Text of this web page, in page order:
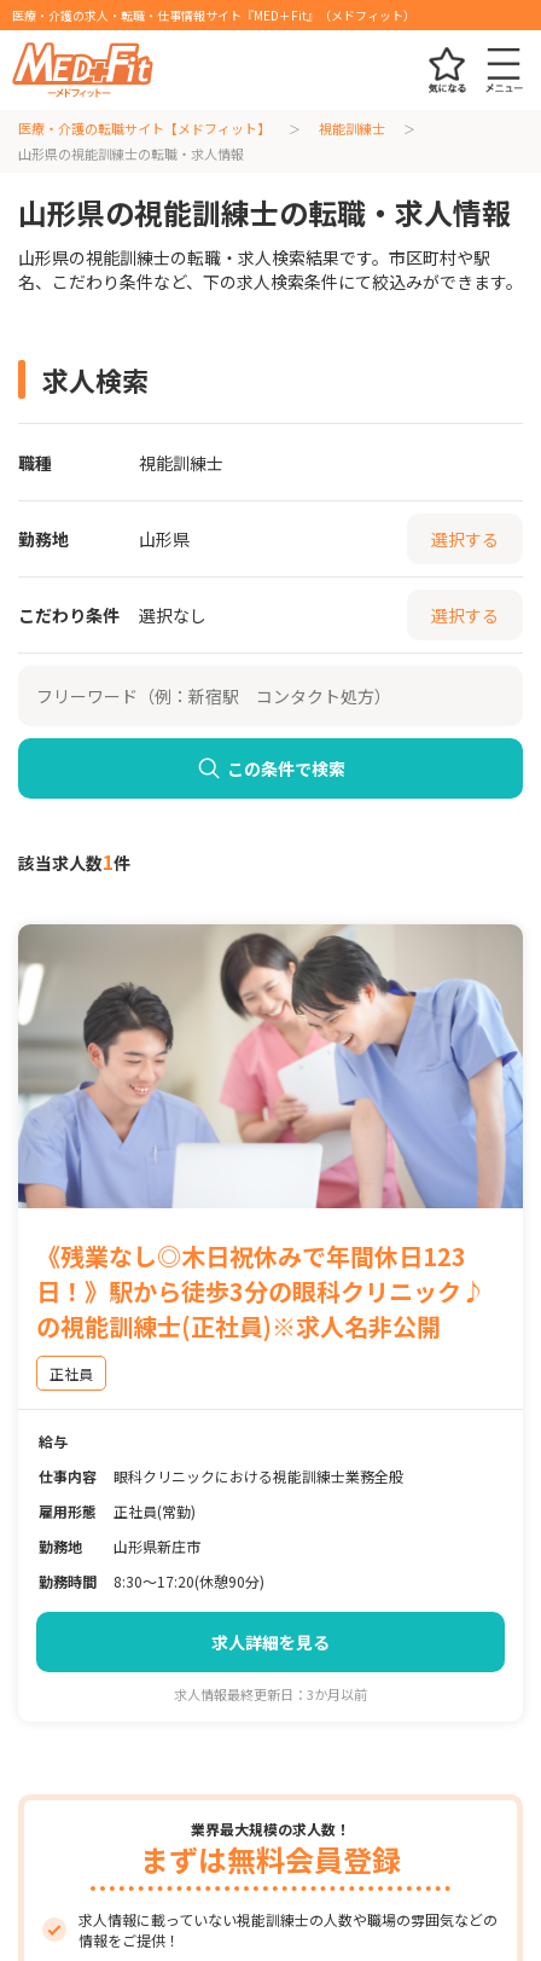
医療・介護の求人・転職・仕事情報サイト『MED＋Fit』（メドフィット）
医療・介護の転職サイト【メドフィット】
視能訓練士
山形県の視能訓練士の転職・求人情報
山形県の視能訓練士の転職・求人情報
山形県の視能訓練士の転職・求人検索結果です。市区町村や駅
名、こだわり条件など、下の求人検索条件にて絞込みができます。
求人検索
職種 視能訓練士
勤務地 山形県 選択する
こだわり条件 選択なし 選択する
この条件で検索
該当求人数1件
《残業なし◎木日祝休みで年間休日123
日！》駅から徒歩3分の眼科クリニック♪
の視能訓練士(正社員)※求人名非公開
正社員
給与
仕事内容
眼科クリニックにおける視能訓練士業務全般
雇用形態
正社員(常勤)
勤務地
山形県新庄市
勤務時間
8:30～17:20(休憩90分)
求人詳細を見る
求人情報最終更新日：3か月以前
業界最大規模の求人数！
まずは無料会員登録
求人情報に載っていない視能訓練士の人数や職場の雰囲気などの
情報をご提供！